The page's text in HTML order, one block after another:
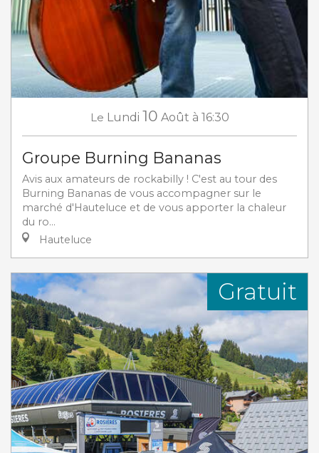
Le Lundi 10 Août à 16:30
Groupe Burning Bananas
Avis aux amateurs de rockabilly ! C'est au tour des
Burning Bananas de vous accompagner sur le
marché d'Hauteluce et de vous apporter la chaleur
du ro...
Hauteluce
Gratuit